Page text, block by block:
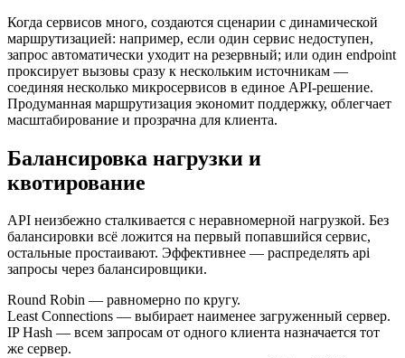
Когда сервисов много, создаются сценарии с динамической
маршрутизацией: например, если один сервис недоступен,
запрос автоматически уходит на резервный; или один endpoint
проксирует вызовы сразу к нескольким источникам —
соединяя несколько микросервисов в единое API-решение.
Продуманная маршрутизация экономит поддержку, облегчает
масштабирование и прозрачна для клиента.
Балансировка нагрузки и
квотирование
API неизбежно сталкивается с неравномерной нагрузкой. Без
балансировки всё ложится на первый попавшийся сервис,
остальные простаивают. Эффективнее — распределять api
запросы через балансировщики.
Round Robin — равномерно по кругу.
Least Connections — выбирает наименее загруженный сервер.
IP Hash — всем запросам от одного клиента назначается тот
же сервер.